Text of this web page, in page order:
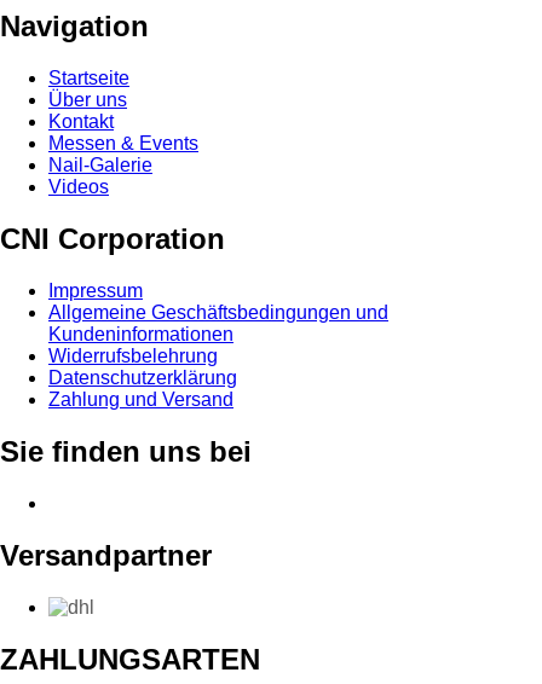
Navigation
Startseite
Über uns
Kontakt
Messen & Events
Nail-Galerie
Videos
CNI Corporation
Impressum
Allgemeine Geschäftsbedingungen und
Kundeninformationen
Widerrufsbelehrung
Datenschutzerklärung
Zahlung und Versand
Sie finden uns bei
Versandpartner
ZAHLUNGSARTEN